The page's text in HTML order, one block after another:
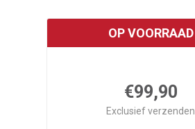
OP VOORRAAD
€99,90
Exclusiefverzenden